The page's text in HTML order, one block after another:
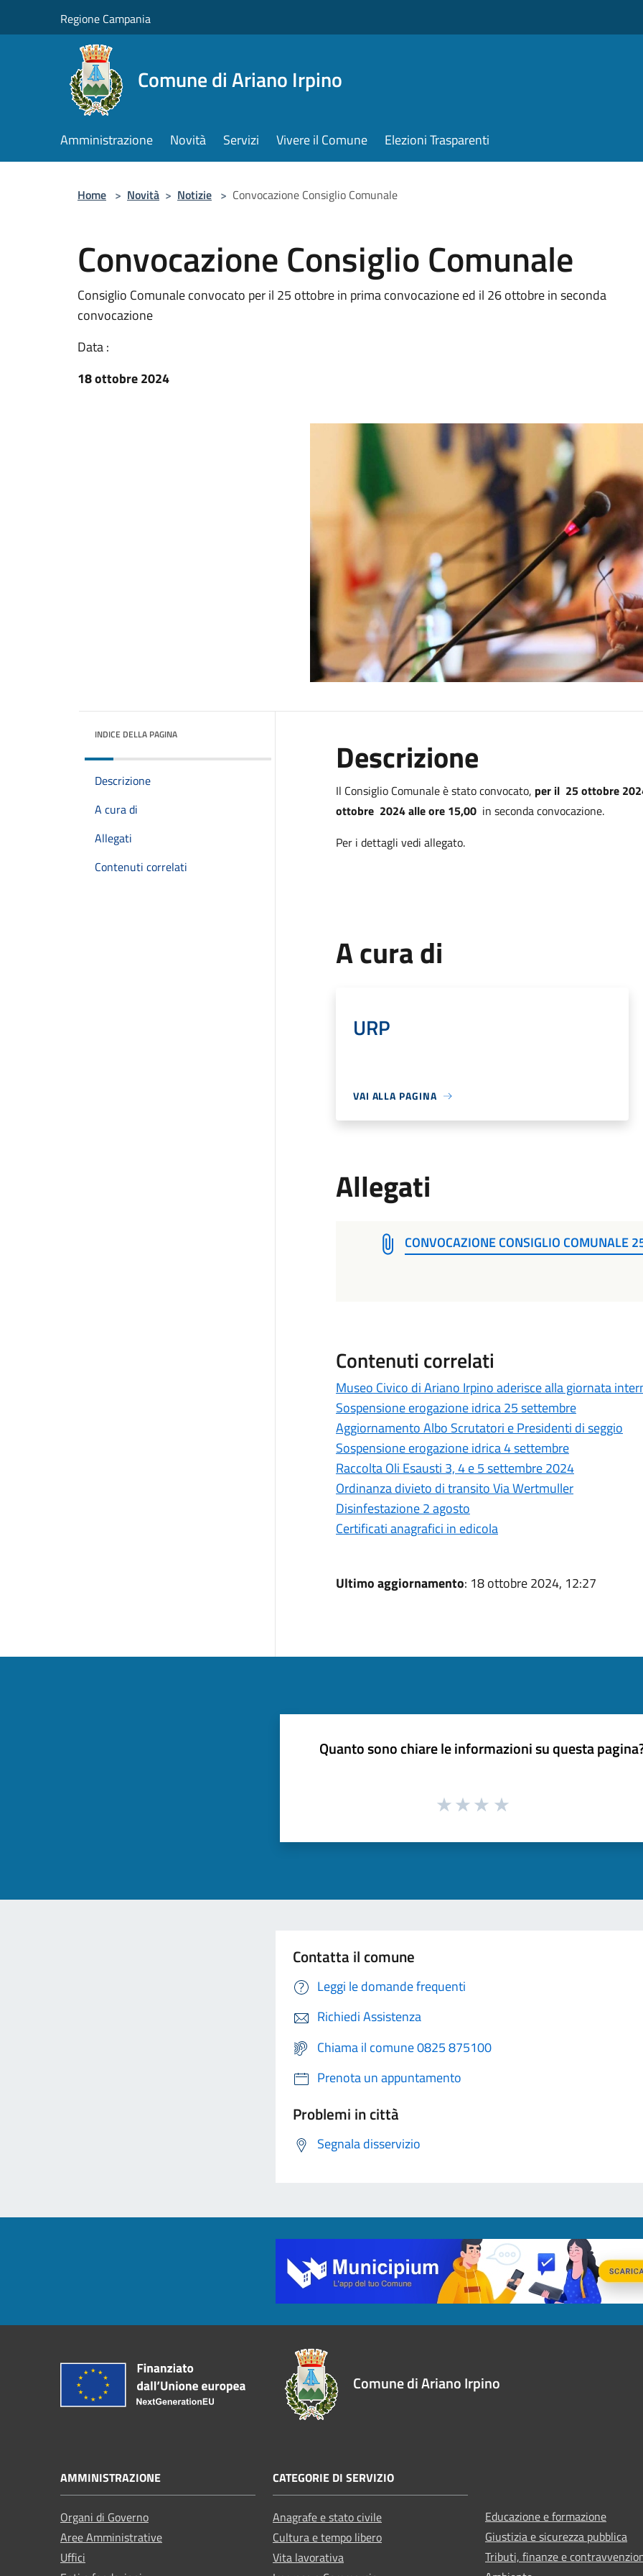
Regione Campania
Comune di Ariano Irpino
Amministrazione Novità Servizi Vivere il Comune Elezioni Trasparenti
Home > Novità > Notizie > Convocazione Consiglio Comunale
Convocazione Consiglio Comunale
Consiglio Comunale convocato per il 25 ottobre in prima convocazione ed il 26 ottobre in seconda
convocazione
Data :
18 ottobre 2024
INDICE DELLA PAGINA
Descrizione
A cura di
Allegati
Contenuti correlati
Descrizione
Il Consiglio Comunale è stato convocato, per il 25 ottobre
ottobre 2024 alle ore 15,00 in seconda convocazione.
Per i dettagli vedi allegato.
A cura di
URP
VAI ALLA PAGINA
Allegati
CONVOCAZIONE CONSIGLIO COMUNALE
Contenuti correlati
Museo Civico di Ariano Irpino aderisce alla giornata
Sospensione erogazione idrica 25 settembre
Aggiornamento Albo Scrutatori e Presidenti di seggio
Sospensione erogazione idrica 4 settembre
Raccolta Oli Esausti 3, 4 e 5 settembre 2024
Ordinanza divieto di transito Via Wertmuller
Disinfestazione 2 agosto
Certificati anagrafici in edicola
Ultimo aggiornamento: 18 ottobre 2024, 12:27
Quanto sono chiare le informazioni su questa
Contatta il comune
Leggi le domande frequenti
Richiedi Assistenza
Chiama il comune 0825 875100
Prenota un appuntamento
Problemi in città
Segnala disservizio
Comune di Ariano Irpino
AMMINISTRAZIONE
Organi di Governo
Aree Amministrative
Uffici
CATEGORIE DI SERVIZIO
Anagrafe e stato civile
Cultura e tempo libero
Vita lavorativa
Educazione e formazione
Giustizia e sicurezza pubblica
Tributi, finanze e